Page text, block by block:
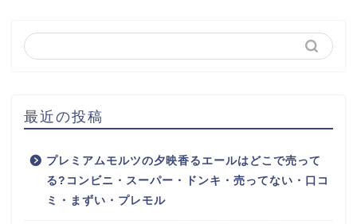
最近の投稿
プレミアムモルツの夕映香るエールはどこで売って
る?コンビニ・スーパー・ドンキ・売ってない・口コ
ミ・まずい・プレモル